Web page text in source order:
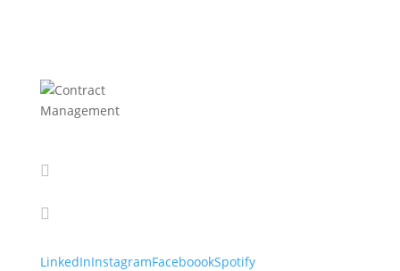


LinkedInInstagramFaceboookSpotify